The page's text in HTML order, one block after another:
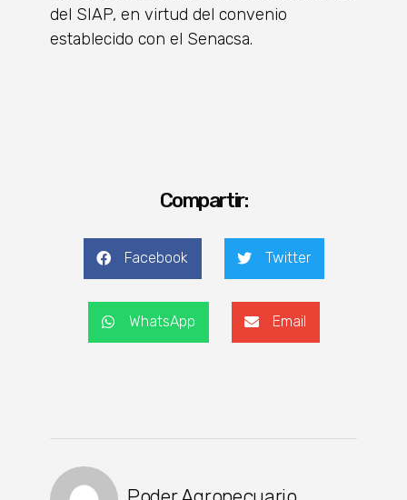
del SIAP, en virtud del convenio
establecido con el Senacsa.
Compartir:
Facebook Twitter
WhatsApp Email